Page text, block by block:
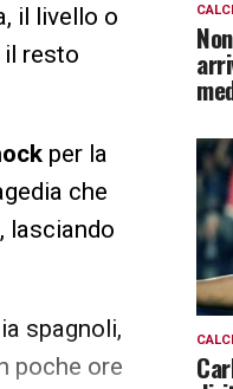
il livello o
il resto
per la
che
lasciando
spagnoli,
poche ore